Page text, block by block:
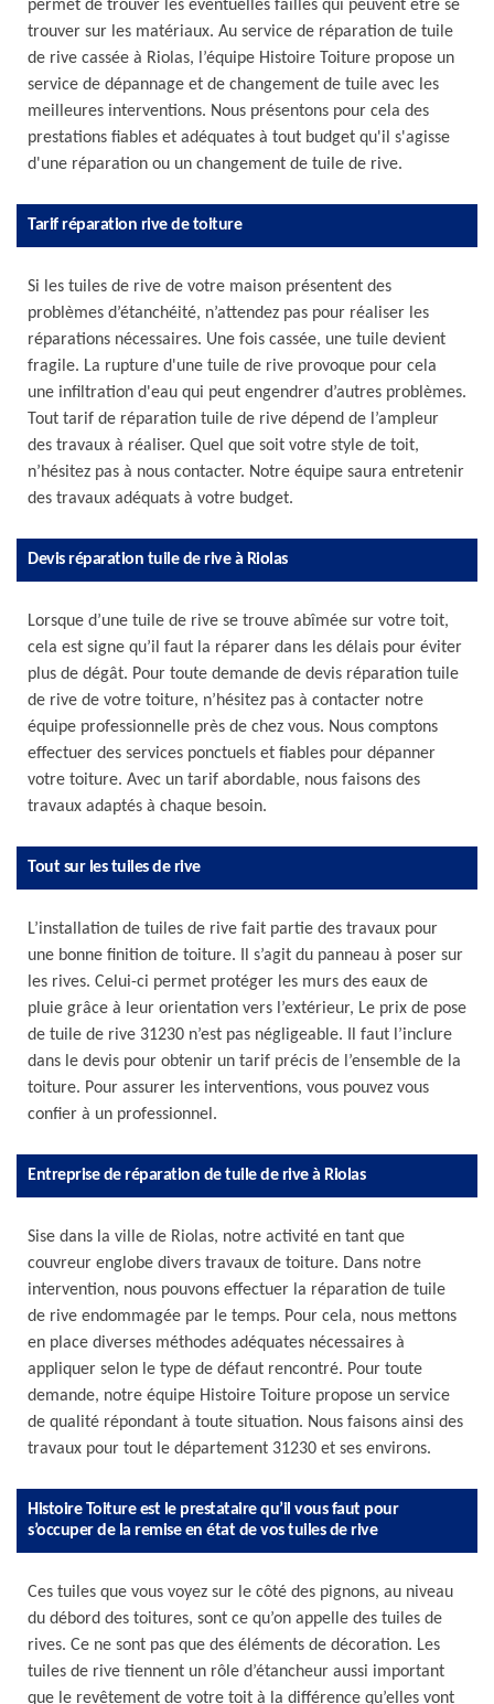
permet de trouver les éventuelles failles qui peuvent être se
trouver sur les matériaux. Au service de réparation de tuile
de rive cassée à Riolas, l’équipe Histoire Toiture propose un
service de dépannage et de changement de tuile avec les
meilleures interventions. Nous présentons pour cela des
prestations fiables et adéquates à tout budget qu'il s'agisse
d'une réparation ou un changement de tuile de rive.
Tarif réparation rive de toiture
Si les tuiles de rive de votre maison présentent des
problèmes d’étanchéité, n’attendez pas pour réaliser les
réparations nécessaires. Une fois cassée, une tuile devient
fragile. La rupture d'une tuile de rive provoque pour cela
une infiltration d'eau qui peut engendrer d’autres problèmes.
Tout tarif de réparation tuile de rive dépend de l’ampleur
des travaux à réaliser. Quel que soit votre style de toit,
n’hésitez pas à nous contacter. Notre équipe saura entretenir
des travaux adéquats à votre budget.
Devis réparation tuile de rive à Riolas
Lorsque d’une tuile de rive se trouve abîmée sur votre toit,
cela est signe qu’il faut la réparer dans les délais pour éviter
plus de dégât. Pour toute demande de devis réparation tuile
de rive de votre toiture, n’hésitez pas à contacter notre
équipe professionnelle près de chez vous. Nous comptons
effectuer des services ponctuels et fiables pour dépanner
votre toiture. Avec un tarif abordable, nous faisons des
travaux adaptés à chaque besoin.
Tout sur les tuiles de rive
L’installation de tuiles de rive fait partie des travaux pour
une bonne finition de toiture. Il s’agit du panneau à poser sur
les rives. Celui-ci permet protéger les murs des eaux de
pluie grâce à leur orientation vers l’extérieur, Le prix de pose
de tuile de rive 31230 n’est pas négligeable. Il faut l’inclure
dans le devis pour obtenir un tarif précis de l’ensemble de la
toiture. Pour assurer les interventions, vous pouvez vous
confier à un professionnel.
Entreprise de réparation de tuile de rive à Riolas
Sise dans la ville de Riolas, notre activité en tant que
couvreur englobe divers travaux de toiture. Dans notre
intervention, nous pouvons effectuer la réparation de tuile
de rive endommagée par le temps. Pour cela, nous mettons
en place diverses méthodes adéquates nécessaires à
appliquer selon le type de défaut rencontré. Pour toute
demande, notre équipe Histoire Toiture propose un service
de qualité répondant à toute situation. Nous faisons ainsi des
travaux pour tout le département 31230 et ses environs.
Histoire Toiture est le prestataire qu’il vous faut pour
s’occuper de la remise en état de vos tuiles de rive
Ces tuiles que vous voyez sur le côté des pignons, au niveau
du débord des toitures, sont ce qu’on appelle des tuiles de
rives. Ce ne sont pas que des éléments de décoration. Les
tuiles de rive tiennent un rôle d’étancheur aussi important
que le revêtement de votre toit à la différence qu’elles vont